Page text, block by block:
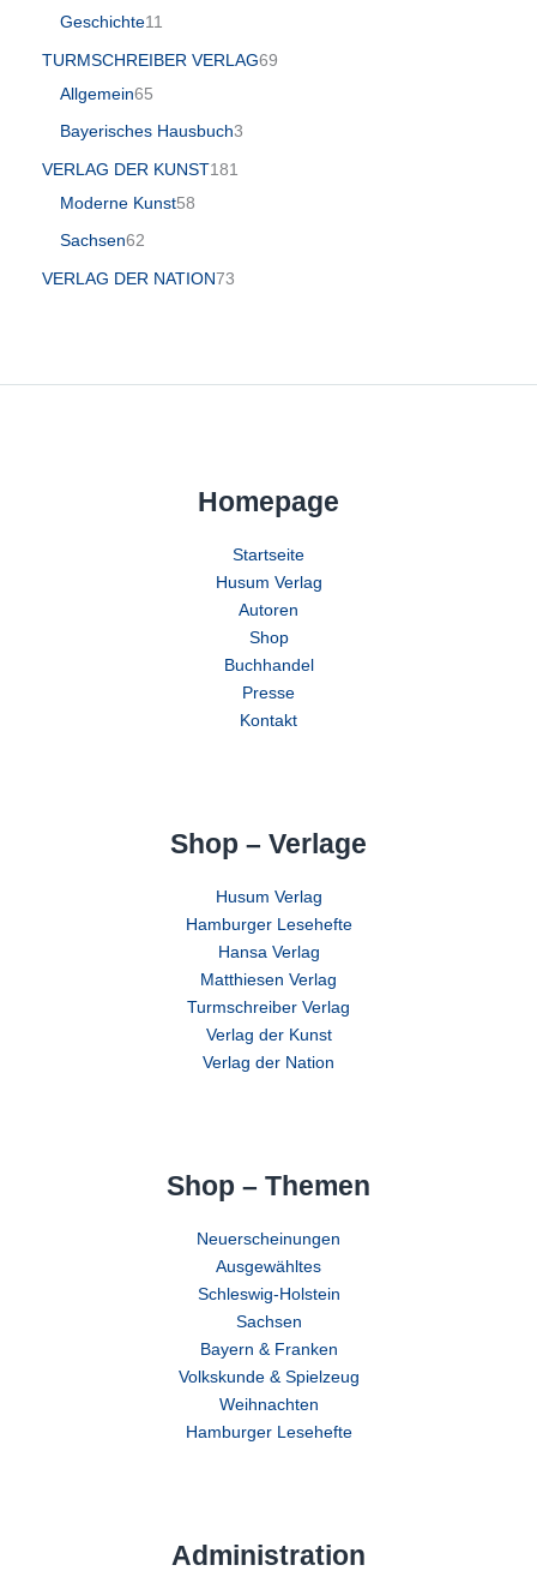
Geschichte11
TURMSCHREIBER VERLAG69
Allgemein65
Bayerisches Hausbuch3
VERLAG DER KUNST181
Moderne Kunst58
Sachsen62
VERLAG DER NATION73
Homepage
Startseite
Husum Verlag
Autoren
Shop
Buchhandel
Presse
Kontakt
Shop – Verlage
Husum Verlag
Hamburger Lesehefte
Hansa Verlag
Matthiesen Verlag
Turmschreiber Verlag
Verlag der Kunst
Verlag der Nation
Shop – Themen
Neuerscheinungen
Ausgewähltes
Schleswig-Holstein
Sachsen
Bayern & Franken
Volkskunde & Spielzeug
Weihnachten
Hamburger Lesehefte
Administration